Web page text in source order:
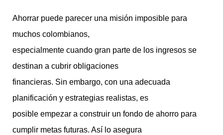
Ahorrar puede parecer una misión imposible para
muchos colombianos,
especialmente cuando gran parte de los ingresos se
destinan a cubrir obligaciones
financieras. Sin embargo, con una adecuada
planificación y estrategias realistas, es
posible empezar a construir un fondo de ahorro para
cumplir metas futuras. Así lo asegura